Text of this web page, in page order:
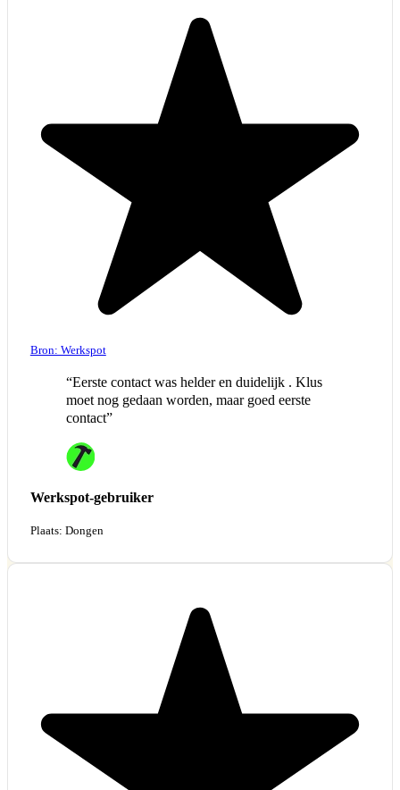
Bron: Werkspot
“Eerste contact was helder en duidelijk . Klus
moet nog gedaan worden, maar goed eerste
contact”
Werkspot-gebruiker
Plaats: Dongen